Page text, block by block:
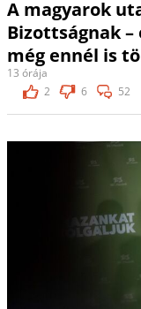
A magyarok
Bizottságnak
még ennél is
13 órája
2
6 52